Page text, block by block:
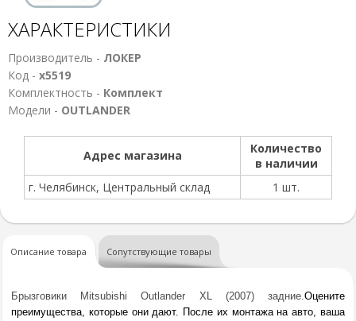
ХАРАКТЕРИСТИКИ
Производитель - ЛОКЕР
Код - х5519
Комплектность - Комплект
Модели - OUTLANDER
Адрес магазина
Количество
в наличии
г. Челябинск, Центральный склад
1 шт.
Описание товара Сопутствующие товары
Брызговики Mitsubishi Outlander XL (2007) задние.Оцените
преимущества, которые они дают. После их монтажа на авто, ваша